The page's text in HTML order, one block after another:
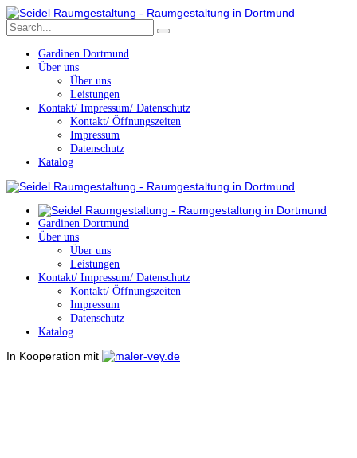
Gardinen Dortmund
Über uns
Über uns
Leistungen
Kontakt/ Impressum/ Datenschutz
Kontakt/ Öffnungszeiten
Impressum
Datenschutz
Katalog
Gardinen Dortmund
Über uns
Über uns
Leistungen
Kontakt/ Impressum/ Datenschutz
Kontakt/ Öffnungszeiten
Impressum
Datenschutz
Katalog
In Kooperation mit